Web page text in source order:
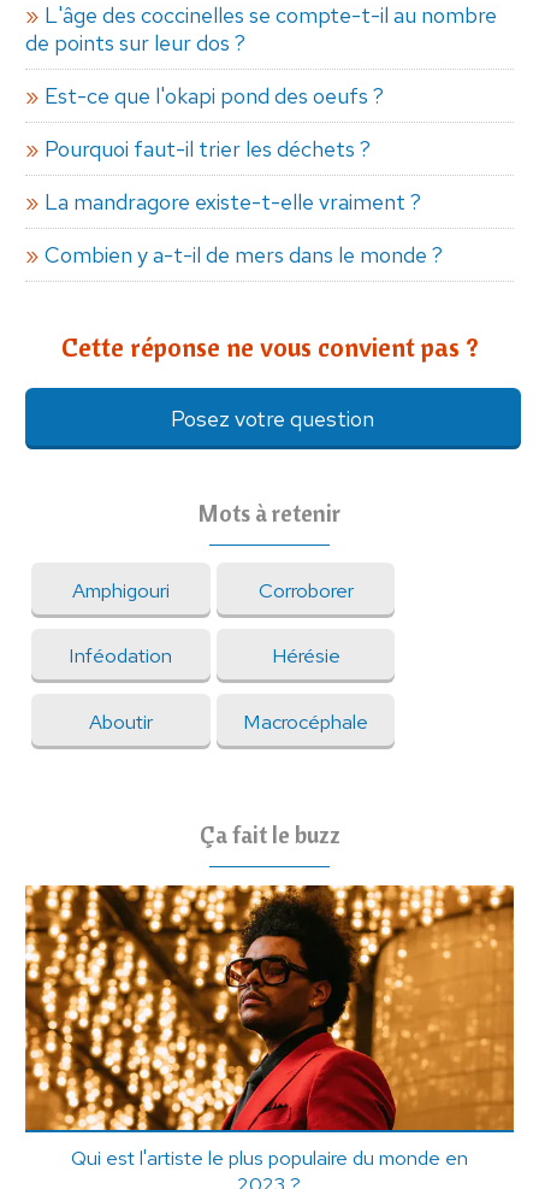
L'âge des coccinelles se compte-t-il au nombre
de points sur leur dos ?
Est-ce que l'okapi pond des oeufs ?
Pourquoi faut-il trier les déchets ?
La mandragore existe-t-elle vraiment ?
Combien y a-t-il de mers dans le monde ?
Cette réponse ne vous convient pas ?
Posez votre question
Mots à retenir
Amphigouri Corroborer
Inféodation Hérésie
Aboutir Macrocéphale
Ça fait le buzz
Qui est l'artiste le plus populaire du monde en